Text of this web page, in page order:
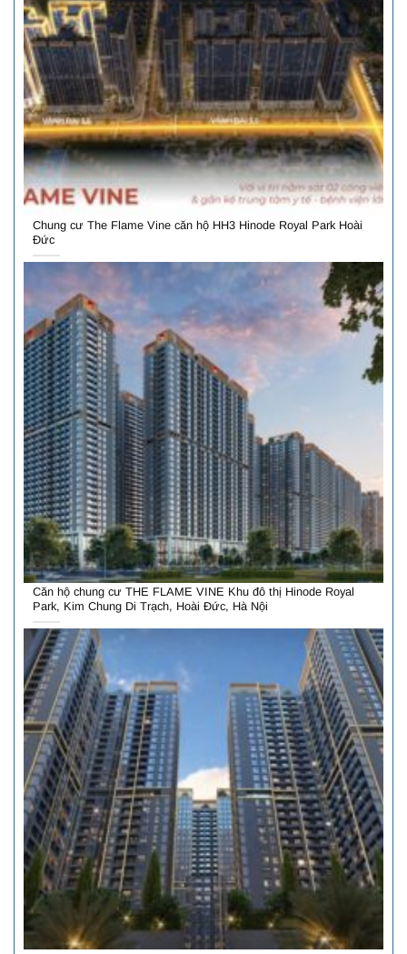
Chung cư The Flame Vine căn hộ HH3 Hinode Royal Park Hoài
Đức
Căn hộ chung cư THE FLAME VINE Khu đô thị Hinode Royal
Park, Kim Chung Di Trạch, Hoài Đức, Hà Nội